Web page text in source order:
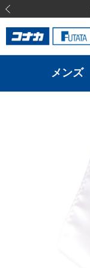
前の画像
メンズ